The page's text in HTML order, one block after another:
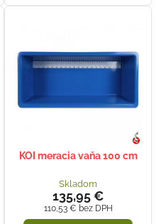
KOI meracia vaňa 100 cm
Skladom
135,95 €
110,53 € bez DPH